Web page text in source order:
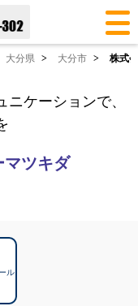
大分県 > 大分市 > 株式
ケーションで、
マツキダ
ル